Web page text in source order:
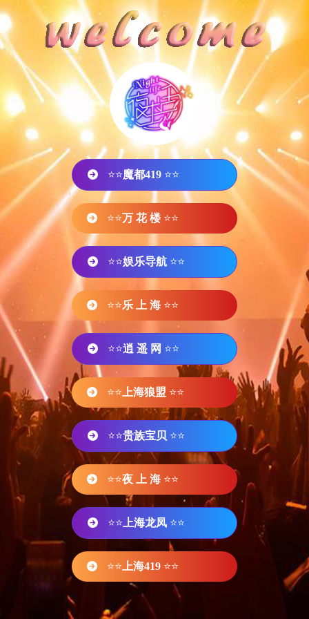
⭐⭐魔都419 ⭐⭐
⭐⭐万 花 楼 ⭐⭐
⭐⭐娱乐导航 ⭐⭐
⭐⭐乐 上 海 ⭐⭐
⭐⭐逍 遥 网 ⭐⭐
⭐⭐ 上海狼盟 ⭐⭐
⭐⭐贵族宝贝 ⭐⭐
⭐⭐夜 上 海 ⭐⭐
⭐⭐ 上海龙凤 ⭐⭐
⭐⭐ 上海419 ⭐⭐